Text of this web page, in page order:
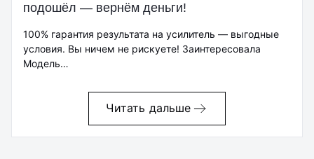
подошёл — вернём деньги!
100% гарантия результата на усилитель — выгодные
условия. Вы ничем не рискуете! Заинтересовала
Модель…
Читать дальше